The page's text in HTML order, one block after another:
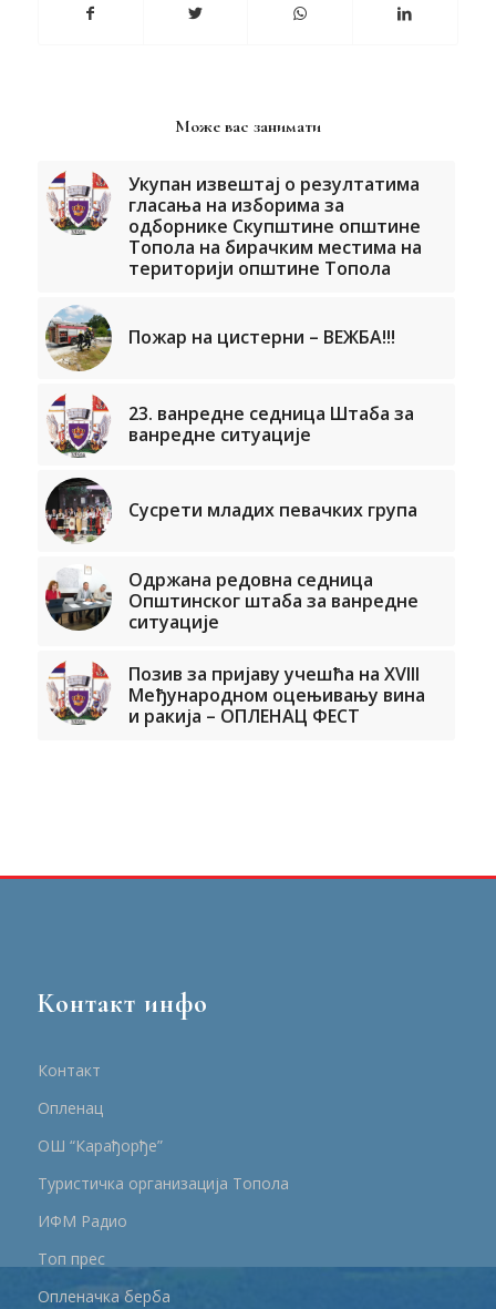
Може вас занимати
Укупан извештај о резултатима
гласања на изборима за
одборнике Скупштине општине
Топола на бирачким местима на
територији општине Топола
Пожар на цистерни – ВЕЖБА!!!
23. ванредне седница Штаба за
ванредне ситуације
Сусрети младих певачких група
Одржана редовна седница
Општинског штаба за ванредне
ситуације
Позив за пријаву учешћа на XVIII
Међународном оцењивању вина
и ракија – ОПЛЕНАЦ ФЕСТ
Контакт инфо
Контакт
Опленац
ОШ “Карађорђе”
Туристичка организација Топола
ИФМ Радио
Топ прес
Опленачка берба